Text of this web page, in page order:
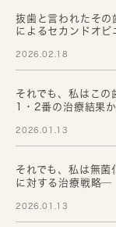
抜歯と言われたそ
によるセカンドオ
2026.02.18
それでも、私はこ
1・2番の治療結果
2026.01.13
それでも、私は無
に対する治療戦略─
2026.01.13